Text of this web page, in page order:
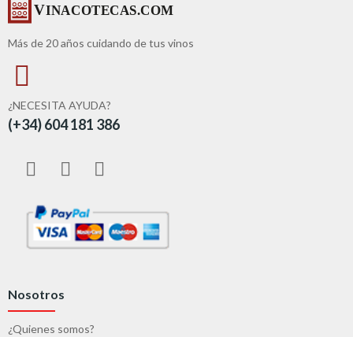
Más de 20 años cuidando de tus vinos
¿NECESITA AYUDA?
(+34) 604 181 386
Nosotros
¿Quienes somos?